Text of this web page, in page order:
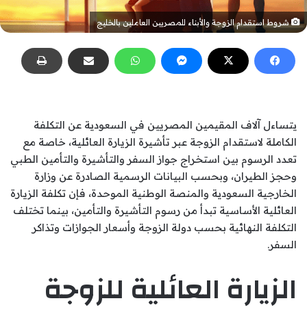
شروط استقدام الزوجة والأبناء للمصريين العاملين بالخليج
يتساءل آلاف المقيمين المصريين في السعودية عن التكلفة
الكاملة لاستقدام الزوجة عبر تأشيرة الزيارة العائلية، خاصة مع
تعدد الرسوم بين استخراج جواز السفر والتأشيرة والتأمين الطبي
وحجز الطيران، وبحسب البيانات الرسمية الصادرة عن وزارة
الخارجية السعودية والمنصة الوطنية الموحدة، فإن تكلفة الزيارة
العائلية الأساسية تبدأ من رسوم التأشيرة والتأمين، بينما تختلف
التكلفة النهائية بحسب دولة الزوجة وأسعار الجوازات وتذاكر
السفر.
الزيارة العائلية للزوجة